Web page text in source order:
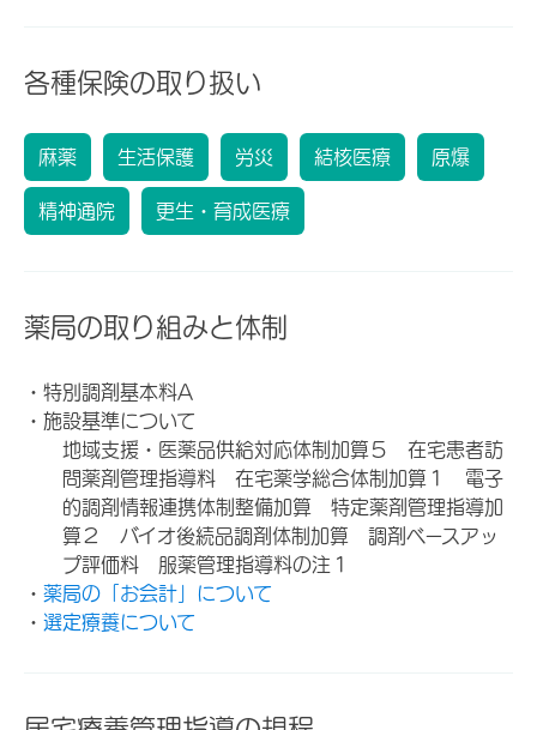
各種保険の取り扱い
麻薬 生活保護 労災 結核医療 原爆
精神通院 更生・育成医療
薬局の取り組みと体制
・特別調剤基本料A
・施設基準について
地域支援・医薬品供給対応体制加算５ 在宅患者訪
問薬剤管理指導料 在宅薬学総合体制加算１ 電子
的調剤情報連携体制整備加算 特定薬剤管理指導加
算２ バイオ後続品調剤体制加算 調剤ベースアッ
プ評価料 服薬管理指導料の注１
・ 薬局の「お会計」について
・ 選定療養について